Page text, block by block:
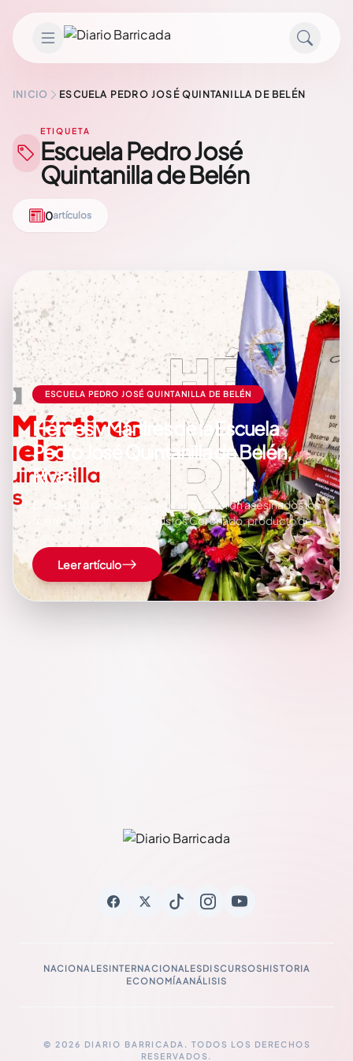
INICIO ESCUELA PEDRO JOSÉ QUINTANILLA DE BELÉN
ETIQUETA
Escuela Pedro José
Quintanilla de Belén
0artículos
ESCUELA PEDRO JOSÉ QUINTANILLA DE BELÉN
Héroes y Mártires de la Escuela
Pedro José Quintanilla de Belén,
Rivas
El 11 de julio de 1979, hace 44 años, fueron asesinados los
miembros de la Familia Bustos Coronado, producto del
bombardeo a la Escuela Pedro José Quintanilla del
municipio de Belén, donde se habían refugiado. El
Equipo del Diario Barricada les comparte esta historia,
que fue rescatada por la…
Leer artículo
NACIONALESINTERNACIONALESDISCURSOSHISTORIA
ECONOMÍAANÁLISIS
© 2026 DIARIO BARRICADA. TODOS LOS DERECHOS
RESERVADOS.